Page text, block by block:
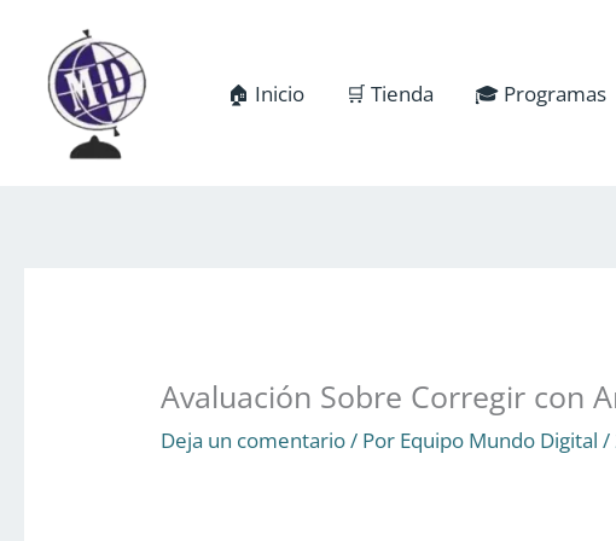
contenido
🏠 Inicio 🛒 Tienda 🎓 Programas
Avaluación Sobre Corregir con
Deja un comentario/ Por Equipo Mundo Digital/